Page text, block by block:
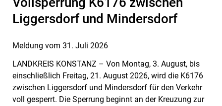
Meldung vom 31. Juli 2026
Liggersdorf und Mindersdorf
LANDKREIS KONSTANZ – Von Montag, 3. August, bis
einschließlich Freitag, 21. August 2026, wird die K6176
zwischen Liggersdorf und Mindersdorf für den Verkehr
voll gesperrt. Die Sperrung beginnt an der Kreuzung zur